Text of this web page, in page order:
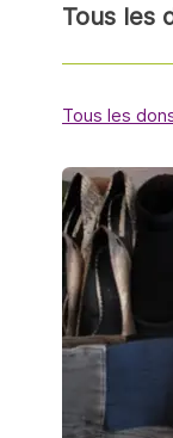
Tous les
Tous les